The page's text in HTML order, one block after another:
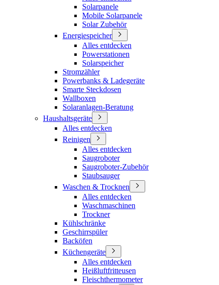
Solarpanele
Mobile Solarpanele
Solar Zubehör
Energiespeicher
Alles entdecken
Powerstationen
Solarspeicher
Stromzähler
Powerbanks & Ladegeräte
Smarte Steckdosen
Wallboxen
Solaranlagen-Beratung
Haushaltsgeräte
Alles entdecken
Reinigen
Alles entdecken
Saugroboter
Saugroboter-Zubehör
Staubsauger
Waschen & Trocknen
Alles entdecken
Waschmaschinen
Trockner
Kühlschränke
Geschirrspüler
Backöfen
Küchengeräte
Alles entdecken
Heißluftfritteusen
Fleischthermometer